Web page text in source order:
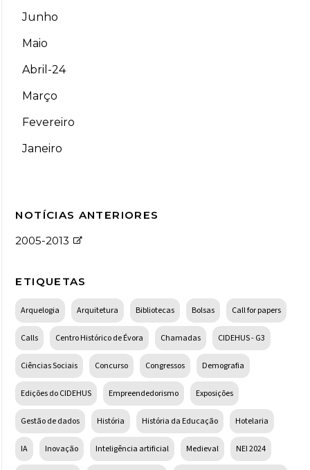
Junho
Maio
Abril-24
Março
Fevereiro
Janeiro
NOTÍCIAS ANTERIORES
2005-2013
ETIQUETAS
Arquelogia Arquitetura Bibliotecas Bolsas Call for papers
Calls Centro Histórico de Évora Chamadas CIDEHUS - G3
Ciências Sociais Concurso Congressos Demografia
Edições do CIDEHUS Empreendedorismo Exposições
Gestão de dados História História da Educação Hotelaria
IA Inovação Inteligência artificial Medieval NEI 2024